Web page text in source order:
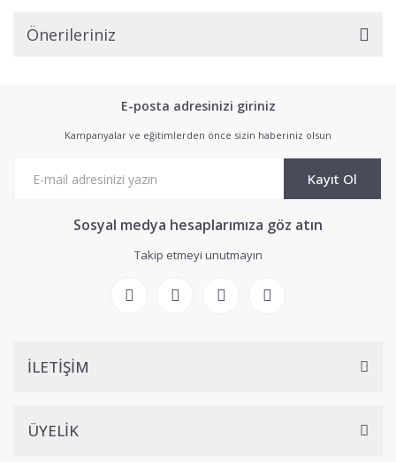
Önerileriniz
E-posta adresinizi giriniz
Kampanyalar ve eğitimlerden önce sizin haberiniz olsun
Kayıt Ol
Sosyal medya hesaplarımıza göz atın
Takip etmeyi unutmayın
İLETİŞİM
ÜYELİK